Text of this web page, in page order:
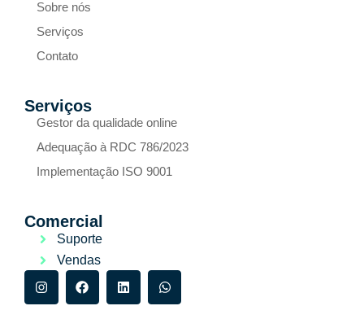
Sobre nós
Serviços
Contato
Serviços
Gestor da qualidade online
Adequação à RDC 786/2023
Implementação ISO 9001
Comercial
Suporte
Vendas